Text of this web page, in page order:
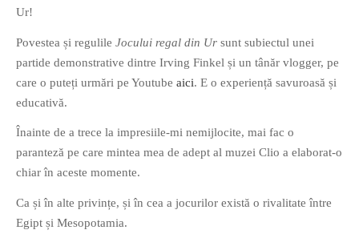
Clasicul „Despre mine…”
Contact
Descarca povestirea Floare
Download 101 Movie
PRIETENI APROPIATI
PRIETENI DIN AFARA BRESLEI
Ur!
Povestea și regulile Jocului regal din Ur sunt subiectul unei
partide demonstrative dintre Irving Finkel și un tânăr vlogger, pe
care o puteți urmări pe Youtube aici. E o experiență savuroasă și
educativă.
Înainte de a trece la impresiile-mi nemijlocite, mai fac o
paranteză pe care mintea mea de adept al muzei Clio a elaborat-o
chiar în aceste momente.
Ca și în alte privințe, și în cea a jocurilor există o rivalitate între
Egipt și Mesopotamia.